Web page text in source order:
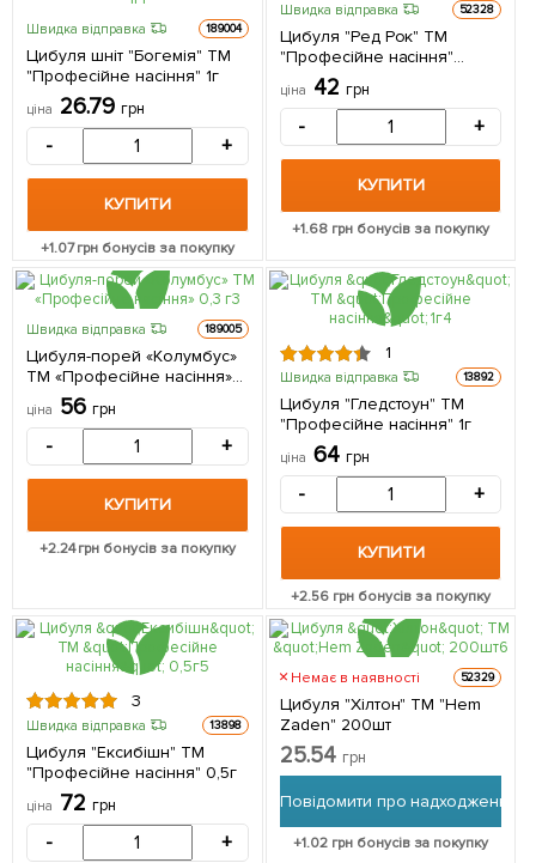
Швидка відправка 189004
Цибуля шніт "Богемія" ТМ
"Професійне насіння" 1г
ціна 26.79 грн
- +
КУПИТИ
+1.07грн бонусів за покупку
Швидка відправка 52328
Цибуля "Ред Рок" ТМ
"Професійне насіння"
200шт
ціна 42 грн
- +
КУПИТИ
+1.68 грн бонусів за покупку
Швидка відправка 189005
Цибуля-порей «Колумбус»
ТМ «Професійне насіння»
0,3 г
ціна 56 грн
- +
КУПИТИ
+2.24грн бонусів за покупку
1
Швидка відправка 13892
Цибуля "Гледстоун" ТМ
"Професійне насіння" 1г
ціна 64 грн
- +
КУПИТИ
+2.56 грн бонусів за покупку
3
Швидка відправка 13898
Цибуля "Ексибішн" ТМ
"Професійне насіння" 0,5г
ціна 72 грн
- +
Немає в наявності 52329
Цибуля "Хілтон" ТМ "Hem
Zaden" 200шт
25.54 грн
Повідомити про надходження
+1.02грн бонусів за покупку